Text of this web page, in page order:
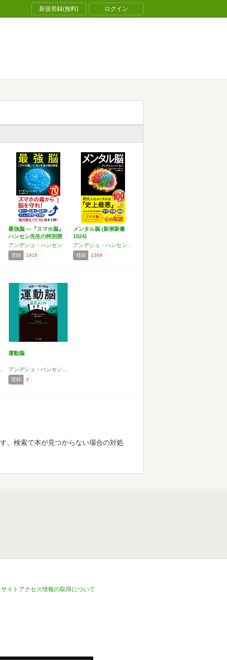
新規登録(無料) ログイン
最強脳 ―『スマホ脳』
ハンセン先生の特別授
業…
アンデシュ・ハンセン
登録 1916
メンタル脳 (新潮新書
1024)
登録 1369
運動脳
登録 3
。検索で本が見つからない場合の対処
サイトアクセス情報の取得について